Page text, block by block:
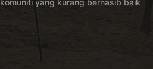
yang kurang bernasib baik